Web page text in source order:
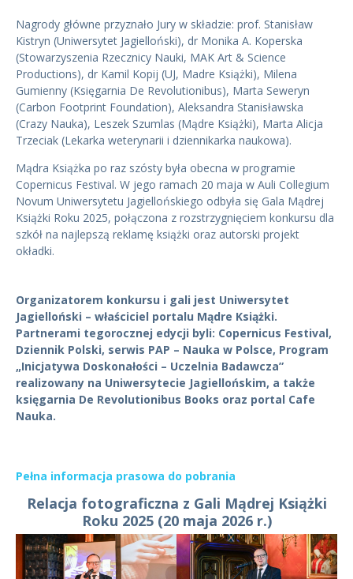
Nagrody główne przyznało Jury w składzie: prof. Stanisław
Kistryn (Uniwersytet Jagielloński), dr Monika A. Koperska
(Stowarzyszenia Rzecznicy Nauki, MAK Art & Science
Productions), dr Kamil Kopij (UJ, Madre Książki), Milena
Gumienny (Księgarnia De Revolutionibus), Marta Seweryn
(Carbon Footprint Foundation), Aleksandra Stanisławska
(Crazy Nauka), Leszek Szumlas (Mądre Książki), Marta Alicja
Trzeciak (Lekarka weterynarii i dziennikarka naukowa).
Mądra Książka po raz szósty była obecna w programie
Copernicus Festival. W jego ramach 20 maja w Auli Collegium
Novum Uniwersytetu Jagiellońskiego odbyła się Gala Mądrej
Książki Roku 2025, połączona z rozstrzygnięciem konkursu dla
szkół na najlepszą reklamę książki oraz autorski projekt
okładki.
Organizatorem konkursu i gali jest Uniwersytet
Jagielloński – właściciel portalu Mądre Książki.
Partnerami tegorocznej edycji byli: Copernicus Festival,
Dziennik Polski, serwis PAP – Nauka w Polsce, Program
„Inicjatywa Doskonałości – Uczelnia Badawcza”
realizowany na Uniwersytecie Jagiellońskim, a także
księgarnia De Revolutionibus Books oraz portal Cafe
Nauka.
Pełna informacja prasowa do pobrania
Relacja fotograficzna z Gali Mądrej Książki
Roku 2025 (20 maja 2026 r.)